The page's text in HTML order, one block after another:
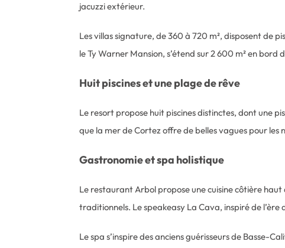
jacuzzi extérieur.
Les villas signature, de 360 à 720 m², disposent de
le Ty Warner Mansion, s’étend sur 2 600 m² en
Huit piscines et une plage de rêve
Le resort propose huit piscines distinctes, dont une
que la mer de Cortez offre de belles vagues pour
Gastronomie et spa holistique
Le restaurant Arbol propose une cuisine côtière
traditionnels. Le speakeasy La Cava, inspiré de
Le spa s’inspire des anciens guérisseurs de Basse-